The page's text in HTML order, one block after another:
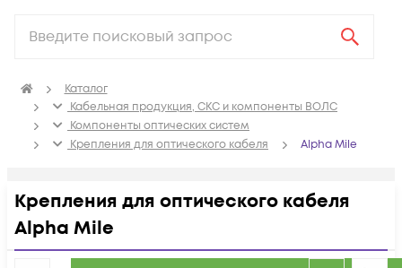
Каталог
Кабельная продукция, СКС и компоненты ВОЛС
Компоненты оптических систем
Крепления для оптического кабеля
Alpha Mile
Крепления для оптического кабеля
Alpha Mile